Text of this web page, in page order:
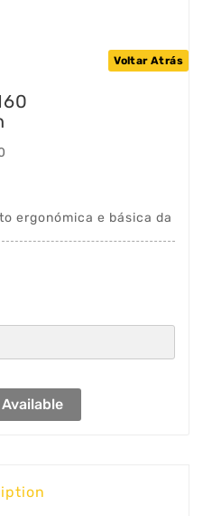
Voltar Atrás
ergonómica e básica da